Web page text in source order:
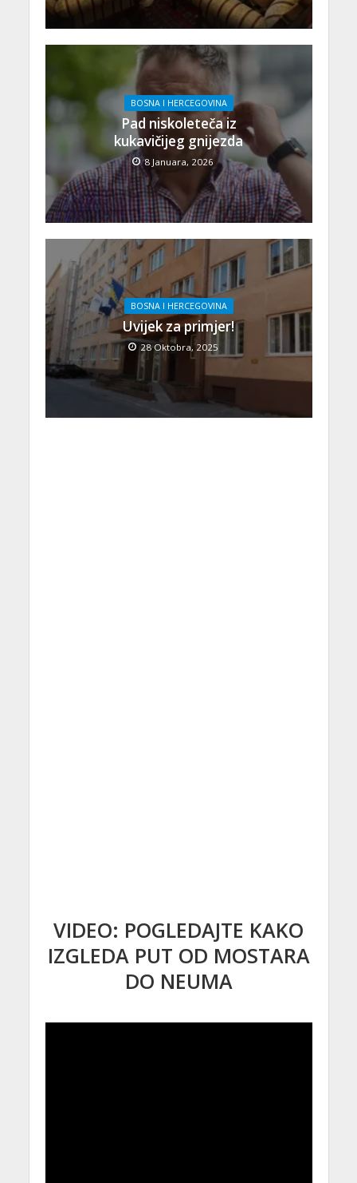
BOSNA I HERCEGOVINA
Pad niskoleteča iz
kukavičijeg gnijezda
8 Januara, 2026
BOSNA I HERCEGOVINA
Uvijek za primjer!
28 Oktobra, 2025
VIDEO: POGLEDAJTE KAKO
IZGLEDA PUT OD MOSTARA
DO NEUMA